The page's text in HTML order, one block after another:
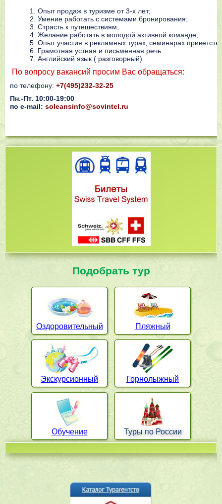
Опыт продаж в туризме от 3-х лет;
Умение работать с системами бронирования;
Страсть к путешествиям;
Желание работать в молодой активной команде;
Опыт участия в рекламных турах‚ семинарах
Грамотная устная и письменная речь.
Английский язык ( разговорный)
По вопросу вакансий просим Вас обращаться:
по телефону: +7(495)232-32-25
Пн.-Пт. 10:00-19:00
по e-mail: soleansinfo@sovintel.ru
Подобрать тур
Оздоровительный Пляжный
Экскурсионный Горнолыжный
Обучение Туры по России